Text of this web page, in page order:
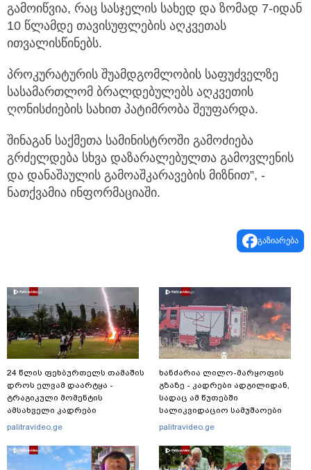
გამოიწვია, რაც სასჯელის სახედ და ზომად 7-იდან
10 წლამდე თავისუფლების აღკვეთას
ითვალისწინებს.
პროკურატურის შუამდგომლობის საფუძველზე
სასამართლომ ბრალდებულებს აღკვეთის
ღონისძიების სახით პატიმრობა შეუფარდა.
შინაგან საქმეთა სამინისტროში გამოძიება
გრძელდება სხვა დაზარალებულთა გამოვლენის
და დანაშაულის გამოაშკარავების მიზნით”, -
ნათქვამია ინფორმაციაში.
გაზიარება
24 წლის ფეხბურთელს თამაშის
დროს ელვამ დაარტყა -
ტრაგიკული მომენტის
ამსახველი კადრები
ტაილანდიდან მედიაში
palitravideo.ge
ხანძარია ლილო-მარყოფის
გზაზე - კადრები ადგილიდან,
სადაც ამ წუთებში
სალიკვიდაციო სამუშაოები
მიმდინარეობს
palitravideo.ge